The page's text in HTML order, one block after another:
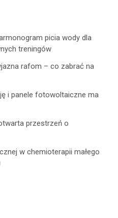
picia wody dla
treningów
rafom – co zabrać na
i panele fotowoltaiczne ma
przestrzeń o
w chemioterapii małego